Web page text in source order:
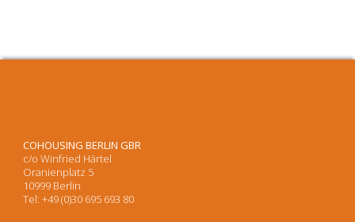
COHOUSING BERLIN GBR
c/o Winfried Härtel
Oranienplatz 5
10999 Berlin
Tel: +49 (0)30 695 693 80